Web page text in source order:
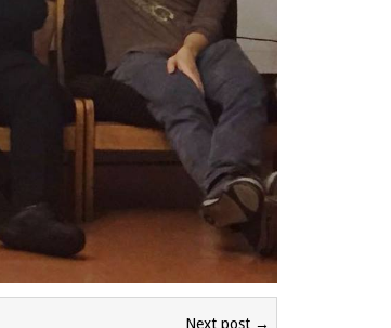
Next post →